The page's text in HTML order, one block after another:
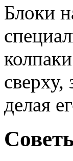
Блоки
делая